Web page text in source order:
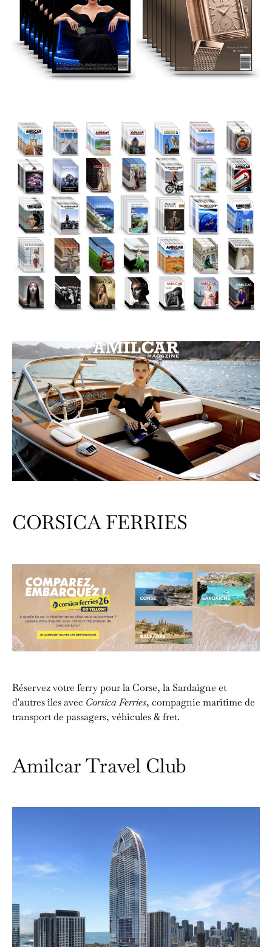
CORSICA FERRIES
Réservez votre ferry pour la Corse, la Sardaigne et
d'autres îles avec Corsica Ferries, compagnie maritime de
transport de passagers, véhicules & fret.
Amilcar Travel Club